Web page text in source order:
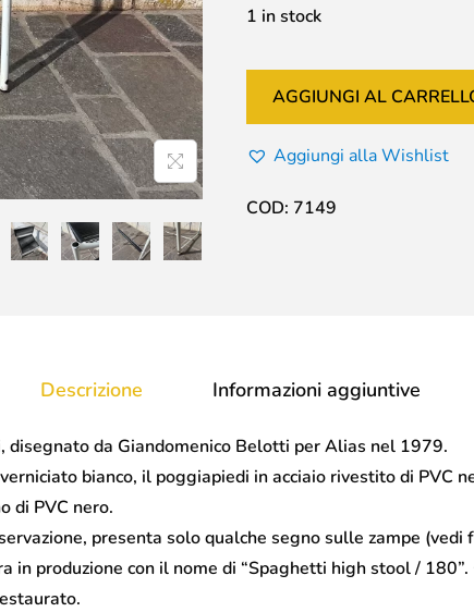
1 in stock
AGGIUNGI AL
Aggiungi alla Wishlist
COD: 7149
Descrizione Informazioni aggiuntive
da Giandomenico Belotti per Alias nel 1979.
bianco, il poggiapiedi in acciaio rivestito di PVC
di PVC nero.
presenta solo qualche segno sulle zampe (vedi
in produzione con il nome di “Spaghetti high stool /